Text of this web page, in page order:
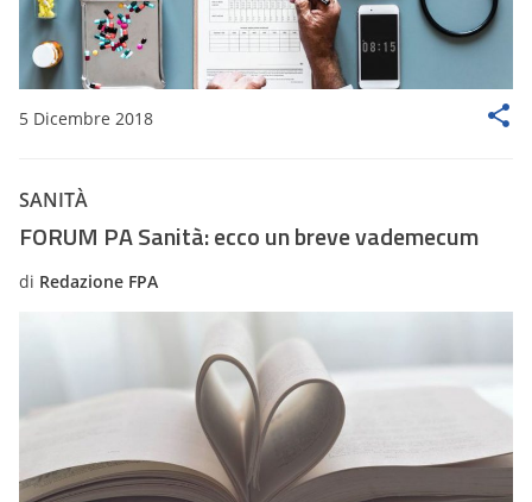
5 Dicembre 2018
SANITÀ
FORUM PA Sanità: ecco un breve vademecum
di Redazione FPA